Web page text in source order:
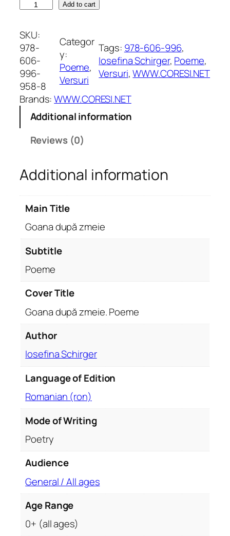
a
n
a
d
u
p
ă
m
e
.
P
m
i
Add to cart
SKU:
978-
606-
996-
958-8
Categor
y:
Poeme
Versuri
Tags: 978-606-996
Iosefina Schirger, Poeme
Versuri, WWW.CORESI.NET
Brands:WWW.CORESI.NET
Additional information
Reviews (0)
Additional information
Main Title
Goana după zmeie
Subtitle
Poeme
Cover Title
Goana după zmeie. Poeme
Author
Iosefina Schirger
Language of Edition
Romanian (ron)
Mode of Writing
Poetry
Audience
General / All ages
Age Range
0+ (all ages)